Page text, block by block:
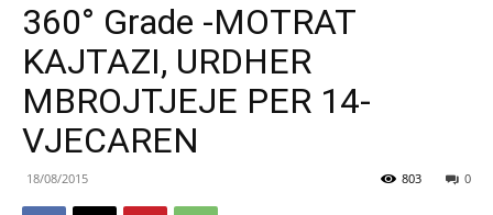
360° Grade -MOTRAT
KAJTAZI, URDHER
MBROJTJEJE PER 14-
VJECAREN
18/08/2015 0
803